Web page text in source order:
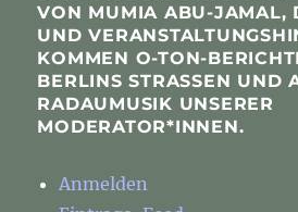
VON MUMIA ABU-JAMAL,
UND
KOMMEN O-TON-
BERLINS STRASSEN UND
ADAUMUSIK UNSERER M
ODERATOR*INNEN.
Anmelden